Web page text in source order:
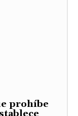
prohíbe